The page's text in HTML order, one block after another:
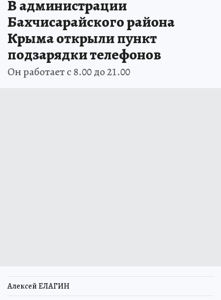
В администрации
Бахчисарайского района
Крыма открыли пункт
подзарядки телефонов
Он работает с 8.00 до 21.00
Алексей ЕЛАГИН